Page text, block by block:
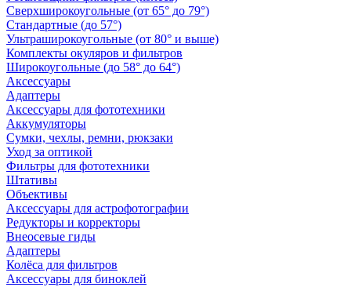
Сверхширокоугольные (от 65° до 79°)
Стандартные (до 57°)
Ультраширокоугольные (от 80° и выше)
Комплекты окуляров и фильтров
Широкоугольные (до 58° до 64°)
Аксессуары
Адаптеры
Аксессуары для фототехники
Аккумуляторы
Сумки, чехлы, ремни, рюкзаки
Уход за оптикой
Фильтры для фототехники
Штативы
Объективы
Аксессуары для астрофотографии
Редукторы и корректоры
Внеосевые гиды
Адаптеры
Колёса для фильтров
Аксессуары для биноклей